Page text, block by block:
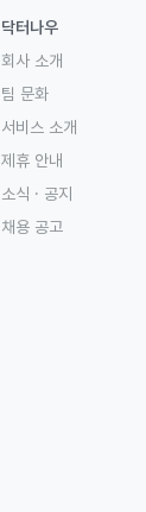
닥터나우
회사 소개
팀 문화
서비스 소개
제휴 안내
소식 · 공지
채용 공고